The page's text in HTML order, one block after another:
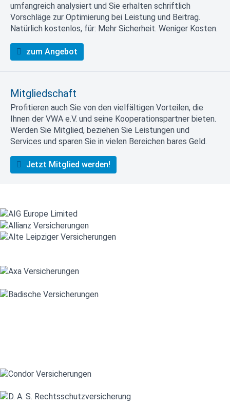
umfangreich analysiert und Sie erhalten schriftlich
Vorschläge zur Optimierung bei Leistung und Beitrag.
Natürlich kostenlos, für: Mehr Sicherheit. Weniger Kosten.
zum Angebot
Mitgliedschaft
Profitieren auch Sie von den vielfältigen Vorteilen, die
Ihnen der VWA e.V. und seine Kooperationspartner bieten.
Werden Sie Mitglied, beziehen Sie Leistungen und
Services und sparen Sie in vielen Bereichen bares Geld.
Jetzt Mitglied werden!